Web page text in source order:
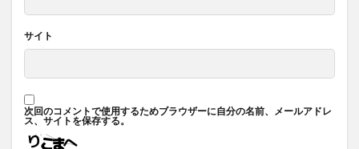
サイト
次回のコメントで使用するためブラウザーに自分の名前、メールアドレ
ス、サイトを保存する。